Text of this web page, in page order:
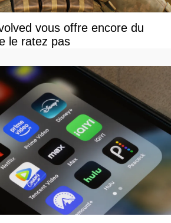
vous offre encore du
le ratez pas